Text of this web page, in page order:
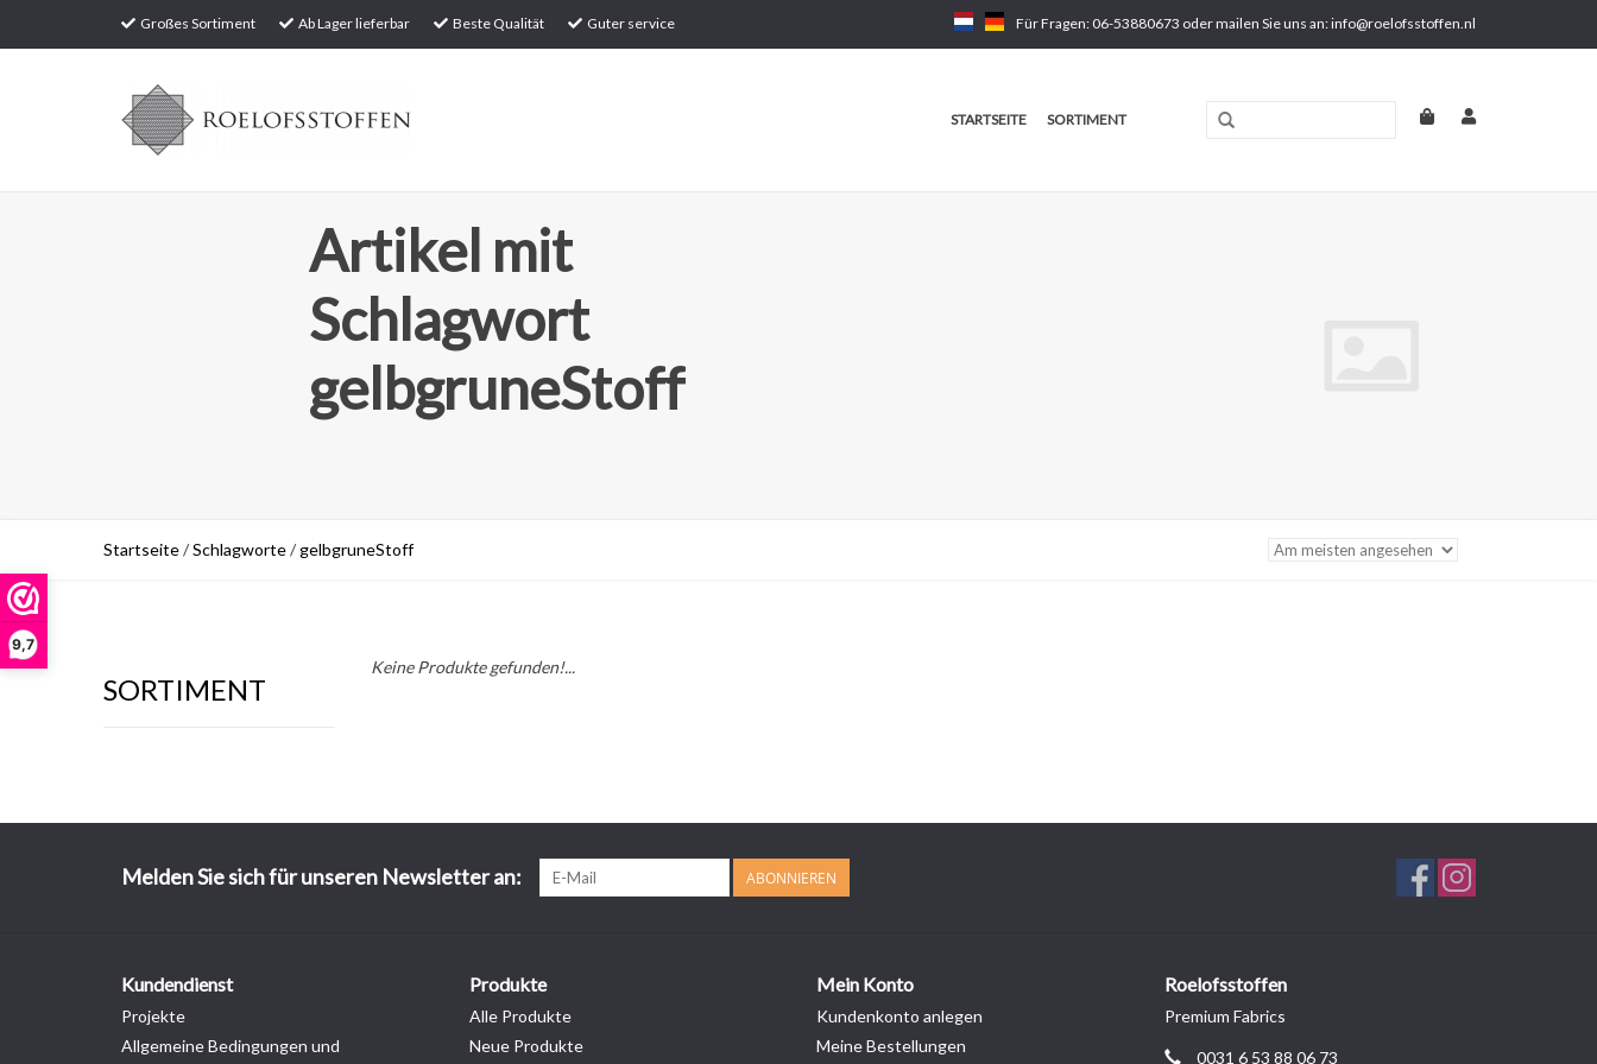
9,7
Großes Sortiment Ab Lager lieferbar Beste Qualität Guter service Für Fragen: 06-53880673 oder mailen Sie uns an:info@roelofsstoffen.nl
STARTSEITE SORTIMENT
Artikel mit
Schlagwort
gelbgruneStoff
Startseite/Schlagworte/gelbgruneStoff
SORTIMENT
Keine Produkte gefunden!...
Melden Sie sich für unseren Newsletter an: ABONNIEREN
Kundendienst
Projekte
Allgemeine Bedingungen und
Produkte
Alle Produkte
Neue Produkte
Mein Konto
Kundenkonto anlegen
Meine Bestellungen
Roelofsstoffen
Premium Fabrics
0031 6 53 88 06 73